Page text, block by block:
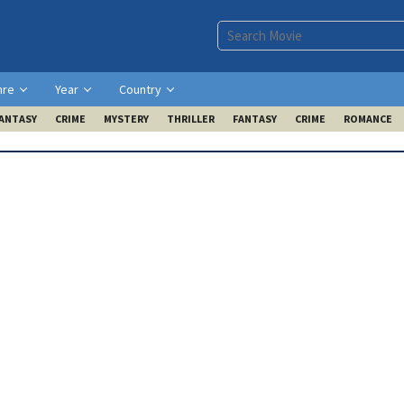
Year Country
CRIME MYSTERY THRILLER FANTASY CRIME ROMANCE